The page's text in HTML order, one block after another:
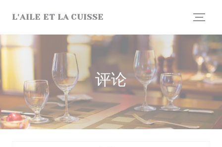
L'AILE ET LA CUISSE
评论